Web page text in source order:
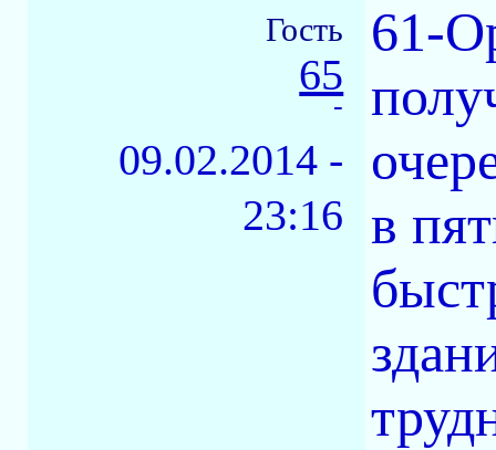
Гость
65
-
09.02.2014 -
23:16
61-
в